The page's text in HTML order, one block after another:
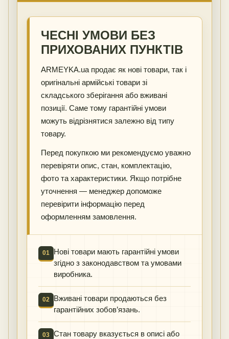
ЧЕСНІ УМОВИ БЕЗ
ПРИХОВАНИХ ПУНКТІВ
ARMEYKA.ua продає як нові товари, так і
оригінальні армійські товари зі
складського зберігання або вживані
позиції. Саме тому гарантійні умови
можуть відрізнятися залежно від типу
товару.
Перед покупкою ми рекомендуємо уважно
перевіряти опис, стан, комплектацію,
фото та характеристики. Якщо потрібне
уточнення — менеджер допоможе
перевірити інформацію перед
оформленням замовлення.
01
Нові товари мають гарантійні умови
згідно з законодавством та умовами
виробника.
02
Вживані товари продаються без
гарантійних зобов’язань.
03 Стан товару вказується в описі або